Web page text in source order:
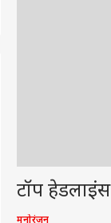
टॉप हेडलाइंस